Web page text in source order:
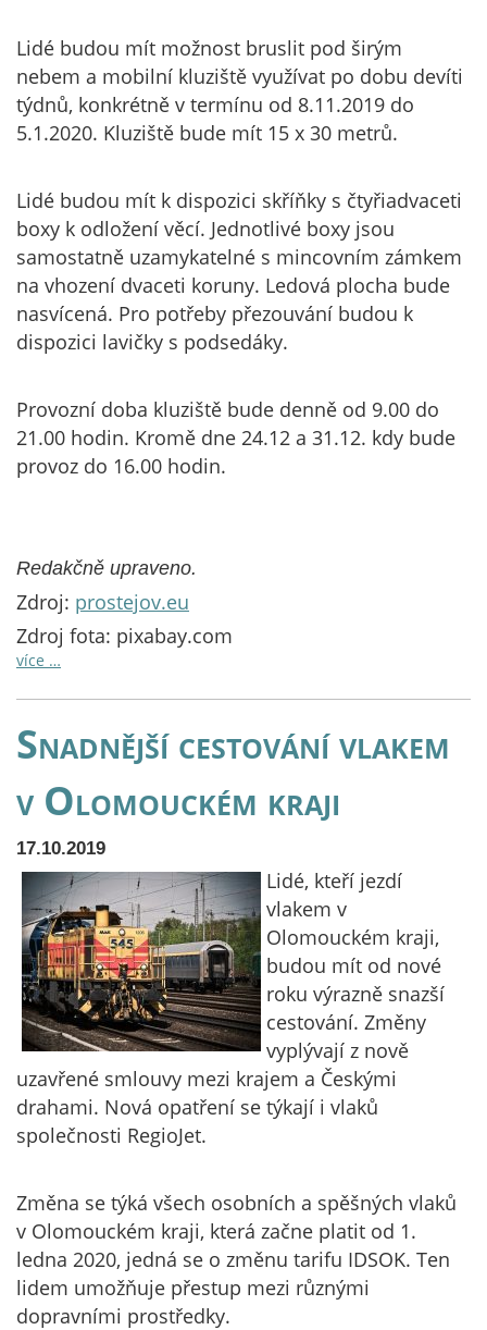
Lidé budou mít možnost bruslit pod širým
nebem a mobilní kluziště využívat po dobu devíti
týdnů, konkrétně v termínu od 8.11.2019 do
5.1.2020. Kluziště bude mít 15 x 30 metrů.
Lidé budou mít k dispozici skříňky s čtyřiadvaceti
boxy k odložení věcí. Jednotlivé boxy jsou
samostatně uzamykatelné s mincovním zámkem
na vhození dvaceti koruny. Ledová plocha bude
nasvícená. Pro potřeby přezouvání budou k
dispozici lavičky s podsedáky.
Provozní doba kluziště bude denně od 9.00 do
21.00 hodin. Kromě dne 24.12 a 31.12. kdy bude
provoz do 16.00 hodin.
Redakčně upraveno.
Zdroj: prostejov.eu
Zdroj fota: pixabay.com
více …
Snadnější cestování vlakem
v Olomouckém kraji
17.10.2019
Lidé, kteří jezdí
vlakem v
Olomouckém kraji,
budou mít od nové
roku výrazně snazší
cestování. Změny
vyplývají z nově
uzavřené smlouvy mezi krajem a Českými
drahami. Nová opatření se týkají i vlaků
společnosti RegioJet.
Změna se týká všech osobních a spěšných vlaků
v Olomouckém kraji, která začne platit od 1.
ledna 2020, jedná se o změnu tarifu IDSOK. Ten
lidem umožňuje přestup mezi různými
dopravními prostředky.